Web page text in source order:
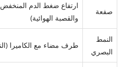
صفعة
ارتفاع ضغط الدم المنخفض
والقصبة الهوائية)
النمط
البصري
طرف مضاء مع الكاميرا